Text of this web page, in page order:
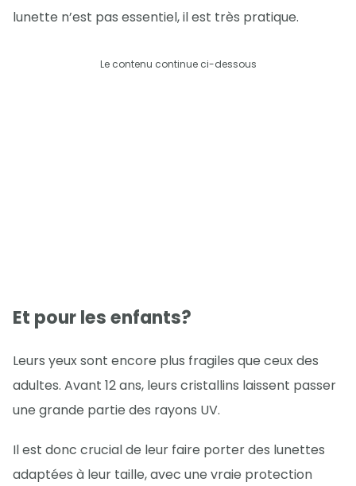
lunette n’est pas essentiel, il est très pratique.
Le contenu continue ci-dessous
Et pour les enfants?
Leurs yeux sont encore plus fragiles que ceux des
adultes. Avant 12 ans, leurs cristallins laissent passer
une grande partie des rayons UV.
Il est donc crucial de leur faire porter des lunettes
adaptées à leur taille, avec une vraie protection